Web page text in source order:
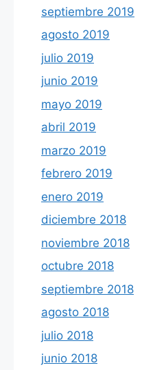
septiembre 2019
agosto 2019
julio 2019
junio 2019
mayo 2019
abril 2019
marzo 2019
febrero 2019
enero 2019
diciembre 2018
noviembre 2018
octubre 2018
septiembre 2018
agosto 2018
julio 2018
junio 2018